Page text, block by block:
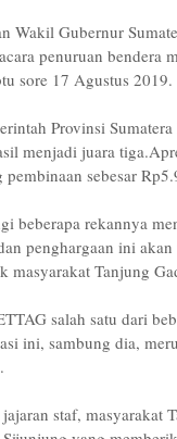
Wakil Gubernur
penuruan
sore 17 Agustus 2019.
Provinsi
menjadi juara
pembinaan sebesar
beberapa rekannya
penghargaan ini
masyarakat Tanjung
salah satu dari
ini, sambung dia,
staf, masyarakat